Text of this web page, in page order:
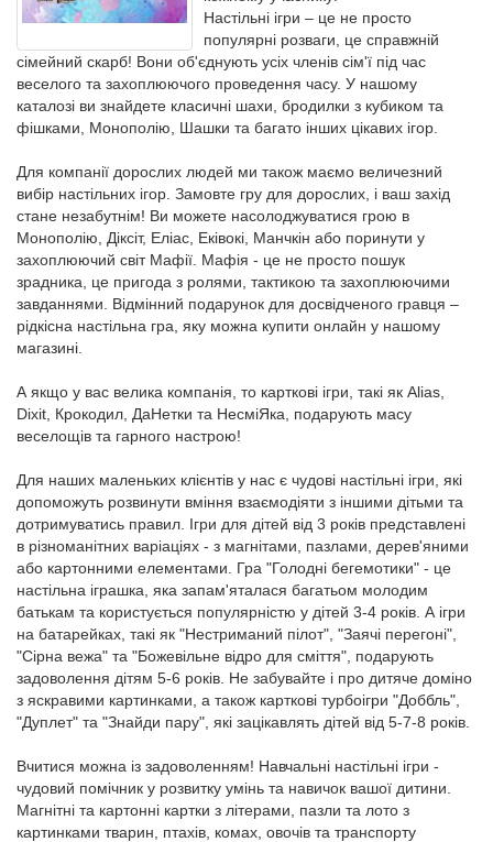
Настільні ігри – це не просто
популярні розваги, це справжній
сімейний скарб! Вони об'єднують усіх членів сім'ї під час
веселого та захоплюючого проведення часу. У нашому
каталозі ви знайдете класичні шахи, бродилки з кубиком та
фішками, Монополію, Шашки та багато інших цікавих ігор.
Для компанії дорослих людей ми також маємо величезний
вибір настільних ігор. Замовте гру для дорослих, і ваш захід
стане незабутнім! Ви можете насолоджуватися грою в
Монополію, Діксіт, Еліас, Еківокі, Манчкін або поринути у
захоплюючий світ Мафії. Мафія - це не просто пошук
зрадника, це пригода з ролями, тактикою та захоплюючими
завданнями. Відмінний подарунок для досвідченого гравця –
рідкісна настільна гра, яку можна купити онлайн у нашому
магазині.
А якщо у вас велика компанія, то карткові ігри, такі як Alias,
Dixit, Крокодил, ДаНетки та НесміЯка, подарують масу
веселощів та гарного настрою!
Для наших маленьких клієнтів у нас є чудові настільні ігри, які
допоможуть розвинути вміння взаємодіяти з іншими дітьми та
дотримуватись правил. Ігри для дітей від 3 років представлені
в різноманітних варіаціях - з магнітами, пазлами, дерев'яними
або картонними елементами. Гра "Голодні бегемотики" - це
настільна іграшка, яка запам'яталася багатьом молодим
батькам та користується популярністю у дітей 3-4 років. А ігри
на батарейках, такі як "Нестриманий пілот", "Заячі перегоні",
"Сірна вежа" та "Божевільне відро для сміття", подарують
задоволення дітям 5-6 років. Не забувайте і про дитяче доміно
з яскравими картинками, а також карткові турбоігри "Доббль",
"Дуплет" та "Знайди пару", які зацікавлять дітей від 5-7-8 років.
Вчитися можна із задоволенням! Навчальні настільні ігри -
чудовий помічник у розвитку умінь та навичок вашої дитини.
Магнітні та картонні картки з літерами, пазли та лото з
картинками тварин, птахів, комах, овочів та транспорту